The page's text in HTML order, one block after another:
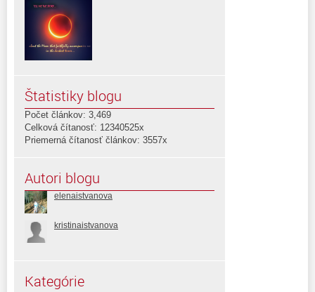
Štatistiky blogu
Počet článkov: 3,469
Celková čítanosť: 12340525x
Priemerná čítanosť článkov: 3557x
Autori blogu
elenaistvanova
kristinaistvanova
Kategórie